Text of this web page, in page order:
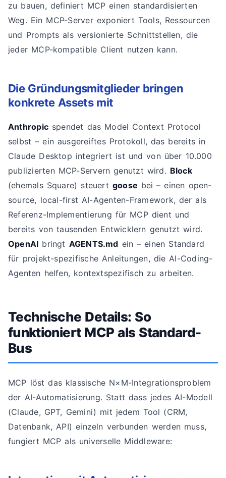
zu bauen, definiert MCP einen standardisierten
Weg. Ein MCP-Server exponiert Tools, Ressourcen
und Prompts als versionierte Schnittstellen, die
jeder MCP-kompatible Client nutzen kann.
Die Gründungsmitglieder bringen
konkrete Assets mit
Anthropic spendet das Model Context Protocol
selbst – ein ausgereiftes Protokoll, das bereits in
Claude Desktop integriert ist und von über 10.000
publizierten MCP-Servern genutzt wird. Block
(ehemals Square) steuert goose bei – einen open-
source, local-first AI-Agenten-Framework, der als
Referenz-Implementierung für MCP dient und
bereits von tausenden Entwicklern genutzt wird.
OpenAI bringt AGENTS.md ein – einen Standard
für projekt-spezifische Anleitungen, die AI-Coding-
Agenten helfen, kontextspezifisch zu arbeiten.
Technische Details: So
funktioniert MCP als Standard-
Bus
MCP löst das klassische N×M-Integrationsproblem
der AI-Automatisierung. Statt dass jedes AI-Modell
(Claude, GPT, Gemini) mit jedem Tool (CRM,
Datenbank, API) einzeln verbunden werden muss,
fungiert MCP als universelle Middleware: